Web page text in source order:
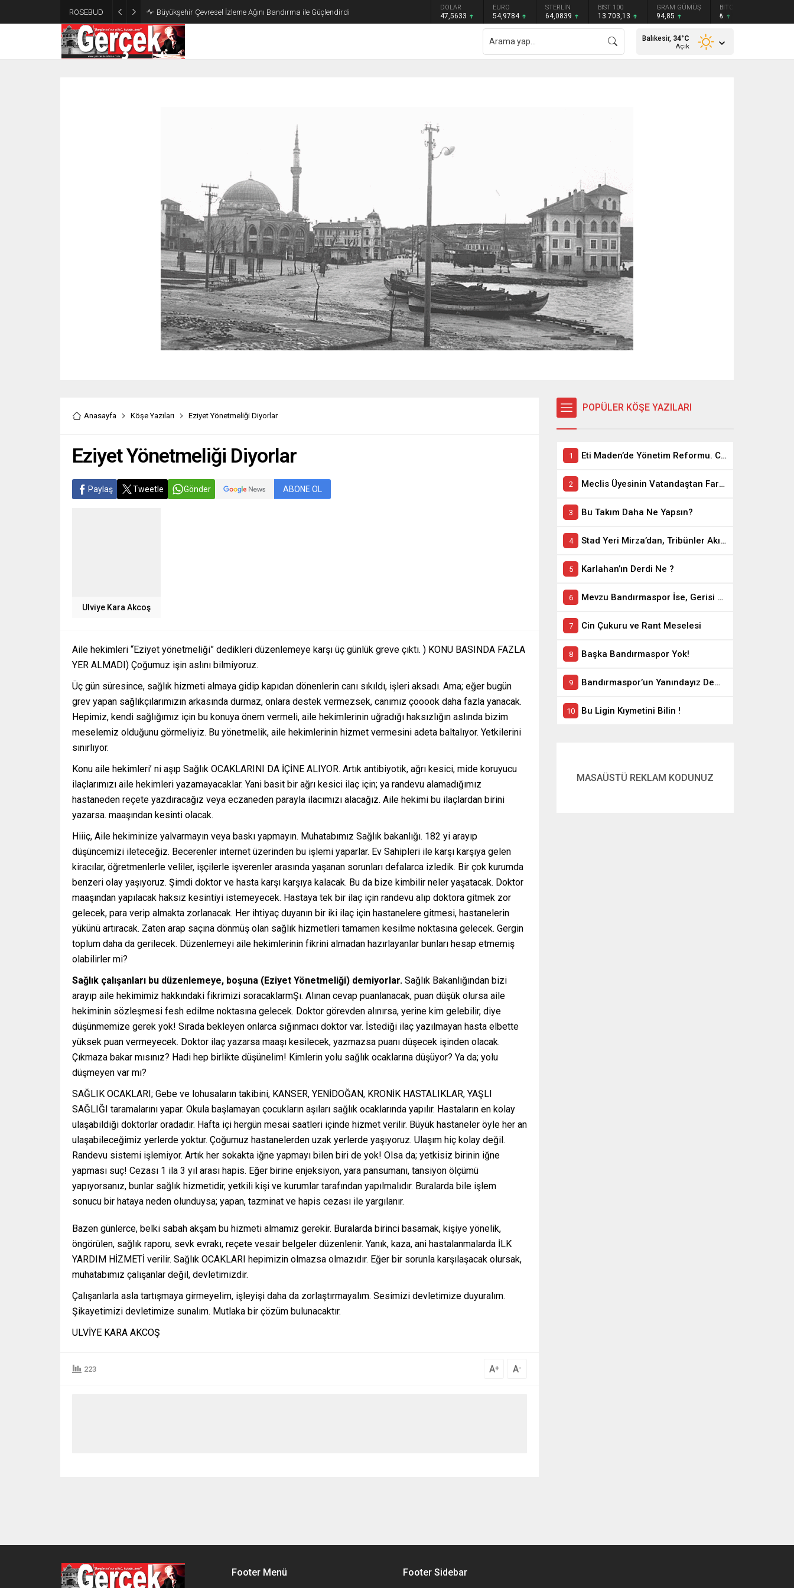
ROSEBUD Büyükşehir Çevresel İzleme Ağını Bandırma ile Güçlendirdi DOLAR
47,5633
EURO
54,9784
STERLİN
64,0839
BIST 100
13.703,13
GRAM GÜMÜŞ
94,85
BITCOIN
₺
Balıkesir, 34°C
Açık
Anasayfa Köşe Yazıları Eziyet Yönetmeliği Diyorlar
Eziyet Yönetmeliği Diyorlar
Paylaş Tweetle Gönder ABONE OL
Ulviye Kara Akcoş
Aile hekimleri “Eziyet yönetmeliği” dedikleri düzenlemeye karşı üç günlük greve çıktı. ) KONU BASINDA FAZLA
YER ALMADI) Çoğumuz işin aslını bilmiyoruz.
Üç gün süresince, sağlık hizmeti almaya gidip kapıdan dönenlerin canı sıkıldı, işleri aksadı. Ama; eğer bugün
grev yapan sağlıkçılarımızın arkasında durmaz, onlara destek vermezsek, canımız çooook daha fazla yanacak.
Hepimiz, kendi sağlığımız için bu konuya önem vermeli, aile hekimlerinin uğradığı haksızlığın aslında bizim
meselemiz olduğunu görmeliyiz. Bu yönetmelik, aile hekimlerinin hizmet vermesini adeta baltalıyor. Yetkilerini
sınırlıyor.
Konu aile hekimleri’ ni aşıp Sağlık OCAKLARINI DA İÇİNE ALIYOR. Artık antibiyotik, ağrı kesici, mide koruyucu
ilaçlarımızı aile hekimleri yazamayacaklar. Yani basit bir ağrı kesici ilaç için; ya randevu alamadığımız
hastaneden reçete yazdıracağız veya eczaneden parayla ilacımızı alacağız. Aile hekimi bu ilaçlardan birini
yazarsa. maaşından kesinti olacak.
Hiiiç, Aile hekiminize yalvarmayın veya baskı yapmayın. Muhatabımız Sağlık bakanlığı. 182 yi arayıp
düşüncemizi ileteceğiz. Becerenler internet üzerinden bu işlemi yaparlar. Ev Sahipleri ile karşı karşıya gelen
kiracılar, öğretmenlerle veliler, işçilerle işverenler arasında yaşanan sorunları defalarca izledik. Bir çok kurumda
benzeri olay yaşıyoruz. Şimdi doktor ve hasta karşı karşıya kalacak. Bu da bize kimbilir neler yaşatacak. Doktor
maaşından yapılacak haksız kesintiyi istemeyecek. Hastaya tek bir ilaç için randevu alıp doktora gitmek zor
gelecek, para verip almakta zorlanacak. Her ihtiyaç duyanın bir iki ilaç için hastanelere gitmesi, hastanelerin
yükünü artıracak. Zaten arap saçına dönmüş olan sağlık hizmetleri tamamen kesilme noktasına gelecek. Gergin
toplum daha da gerilecek. Düzenlemeyi aile hekimlerinin fikrini almadan hazırlayanlar bunları hesap etmemiş
olabilirler mi?
Sağlık çalışanları bu düzenlemeye, boşuna (Eziyet Yönetmeliği) demiyorlar. Sağlık Bakanlığından bizi
arayıp aile hekimimiz hakkındaki fikrimizi soracaklarmŞı. Alınan cevap puanlanacak, puan düşük olursa aile
hekiminin sözleşmesi fesh edilme noktasına gelecek. Doktor görevden alınırsa, yerine kim gelebilir, diye
düşünmemize gerek yok! Sırada bekleyen onlarca sığınmacı doktor var. İstediği ilaç yazılmayan hasta elbette
yüksek puan vermeyecek. Doktor ilaç yazarsa maaşı kesilecek, yazmazsa puanı düşecek işinden olacak.
Çıkmaza bakar mısınız? Hadi hep birlikte düşünelim! Kimlerin yolu sağlık ocaklarına düşüyor? Ya da; yolu
düşmeyen var mı?
SAĞLIK OCAKLARI; Gebe ve lohusaların takibini, KANSER, YENİDOĞAN, KRONİK HASTALIKLAR, YAŞLI
SAĞLIĞI taramalarını yapar. Okula başlamayan çocukların aşıları sağlık ocaklarında yapılır. Hastaların en kolay
ulaşabildiği doktorlar oradadır. Hafta içi hergün mesai saatleri içinde hizmet verilir. Büyük hastaneler öyle her an
ulaşabileceğimiz yerlerde yoktur. Çoğumuz hastanelerden uzak yerlerde yaşıyoruz. Ulaşım hiç kolay değil.
Randevu sistemi işlemiyor. Artık her sokakta iğne yapmayı bilen biri de yok! Olsa da; yetkisiz birinin iğne
yapması suç! Cezası 1 ila 3 yıl arası hapis. Eğer birine enjeksiyon, yara pansumanı, tansiyon ölçümü
yapıyorsanız, bunlar sağlık hizmetidir, yetkili kişi ve kurumlar tarafından yapılmalıdır. Buralarda bile işlem
sonucu bir hataya neden olunduysa; yapan, tazminat ve hapis cezası ile yargılanır.
Bazen günlerce, belki sabah akşam bu hizmeti almamız gerekir. Buralarda birinci basamak, kişiye yönelik,
öngörülen, sağlık raporu, sevk evrakı, reçete vesair belgeler düzenlenir. Yanık, kaza, ani hastalanmalarda İLK
YARDIM HİZMETİ verilir. Sağlık OCAKLARI hepimizin olmazsa olmazıdır. Eğer bir sorunla karşılaşacak olursak,
muhatabımız çalışanlar değil, devletimizdir.
Çalışanlarla asla tartışmaya girmeyelim, işleyişi daha da zorlaştırmayalım. Sesimizi devletimize duyuralım.
Şikayetimizi devletimize sunalım. Mutlaka bir çözüm bulunacaktır.
ULVİYE KARA AKCOŞ
223 A+ A-
POPÜLER KÖŞE YAZILARI
Eti Maden’de Yönetim Reformu. CEO Modeli’nde Kadro / Taşeron İşçilik Ayrımı Kalkıyor
Meclis Üyesinin Vatandaştan Farkı Ne ?
Bu Takım Daha Ne Yapsın?
Stad Yeri Mirza’dan, Tribünler Akın’dan: Geriye Bakanlık Kaldı.
Karlahan’ın Derdi Ne ?
Mevzu Bandırmaspor İse, Gerisi Teferruattır
Cin Çukuru ve Rant Meselesi
Başka Bandırmaspor Yok!
Bandırmaspor’un Yanındayız Demekle Olmuyor!
Bu Ligin Kıymetini Bilin !
MASAÜSTÜ REKLAM KODUNUZ
Footer Menü Footer Sidebar